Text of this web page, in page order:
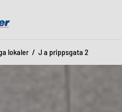
lokaler J a prippsgata 2